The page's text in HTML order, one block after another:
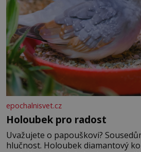
epochalnisvet.cz
Holoubek pro radost
Uvažujete o papouškovi?
hlučnost. Holoubek diamantový